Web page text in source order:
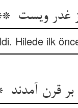
Hilede ilk